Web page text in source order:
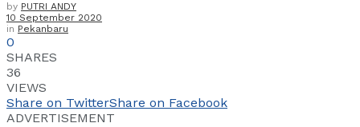
by PUTRI ANDY
10 September 2020
in Pekanbaru
0
SHARES
36
VIEWS
Share on TwitterShare on Facebook
ADVERTISEMENT